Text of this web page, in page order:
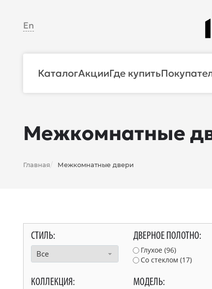
En
КаталогАкцииГде купить
Межкомнатные
Главная/ Межкомнатные двери
СТИЛЬ:
Все
ДВЕРНОЕ ПОЛОТНО:
Глухое (96)
Со стеклом (17)
КОЛЛЕКЦИЯ: МОДЕЛЬ: